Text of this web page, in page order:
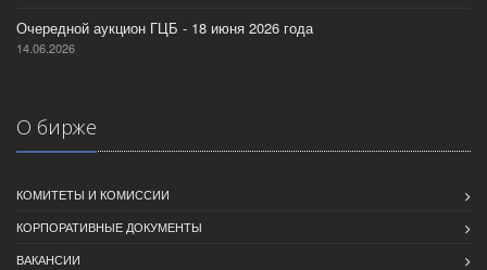
Очередной аукцион ГЦБ - 18 июня 2026 года
14.06.2026
О бирже
КОМИТЕТЫ И КОМИССИИ
КОРПОРАТИВНЫЕ ДОКУМЕНТЫ
ВАКАНСИИ